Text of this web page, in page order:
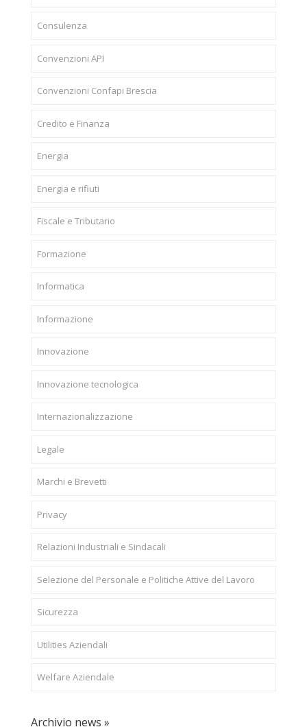
Consulenza
Convenzioni API
Convenzioni Confapi Brescia
Credito e Finanza
Energia
Energia e rifiuti
Fiscale e Tributario
Formazione
Informatica
Informazione
Innovazione
Innovazione tecnologica
Internazionalizzazione
Legale
Marchi e Brevetti
Privacy
Relazioni Industriali e Sindacali
Selezione del Personale e Politiche Attive del Lavoro
Sicurezza
Utilities Aziendali
Welfare Aziendale
Archivio news »